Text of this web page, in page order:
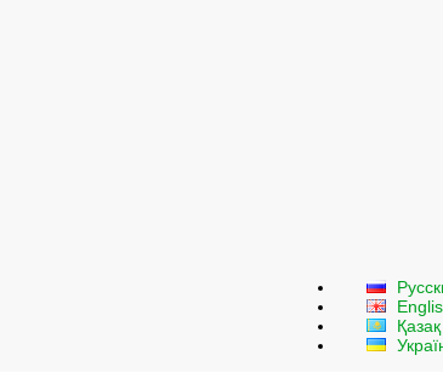
Қазақ